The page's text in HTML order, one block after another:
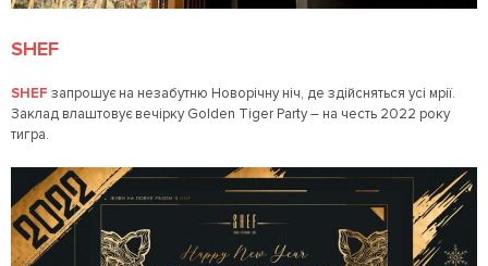
SHEF
SHEF запрошує на незабутню Новорічну ніч, де здійсняться усі мрії.
Заклад влаштовує вечірку Golden Tiger Party – на честь 2022 року
тигра.